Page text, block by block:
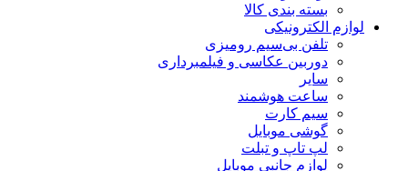
بسته بندی کالا
لوازم الکترونیکی
تلفن بی‌سیم رومیزی
دوربین عکاسی و فیلمبرداری
سایر
ساعت هوشمند
سیم کارت
گوشی موبایل
لپ تاپ و تبلت
لوازم جانبی موبایل